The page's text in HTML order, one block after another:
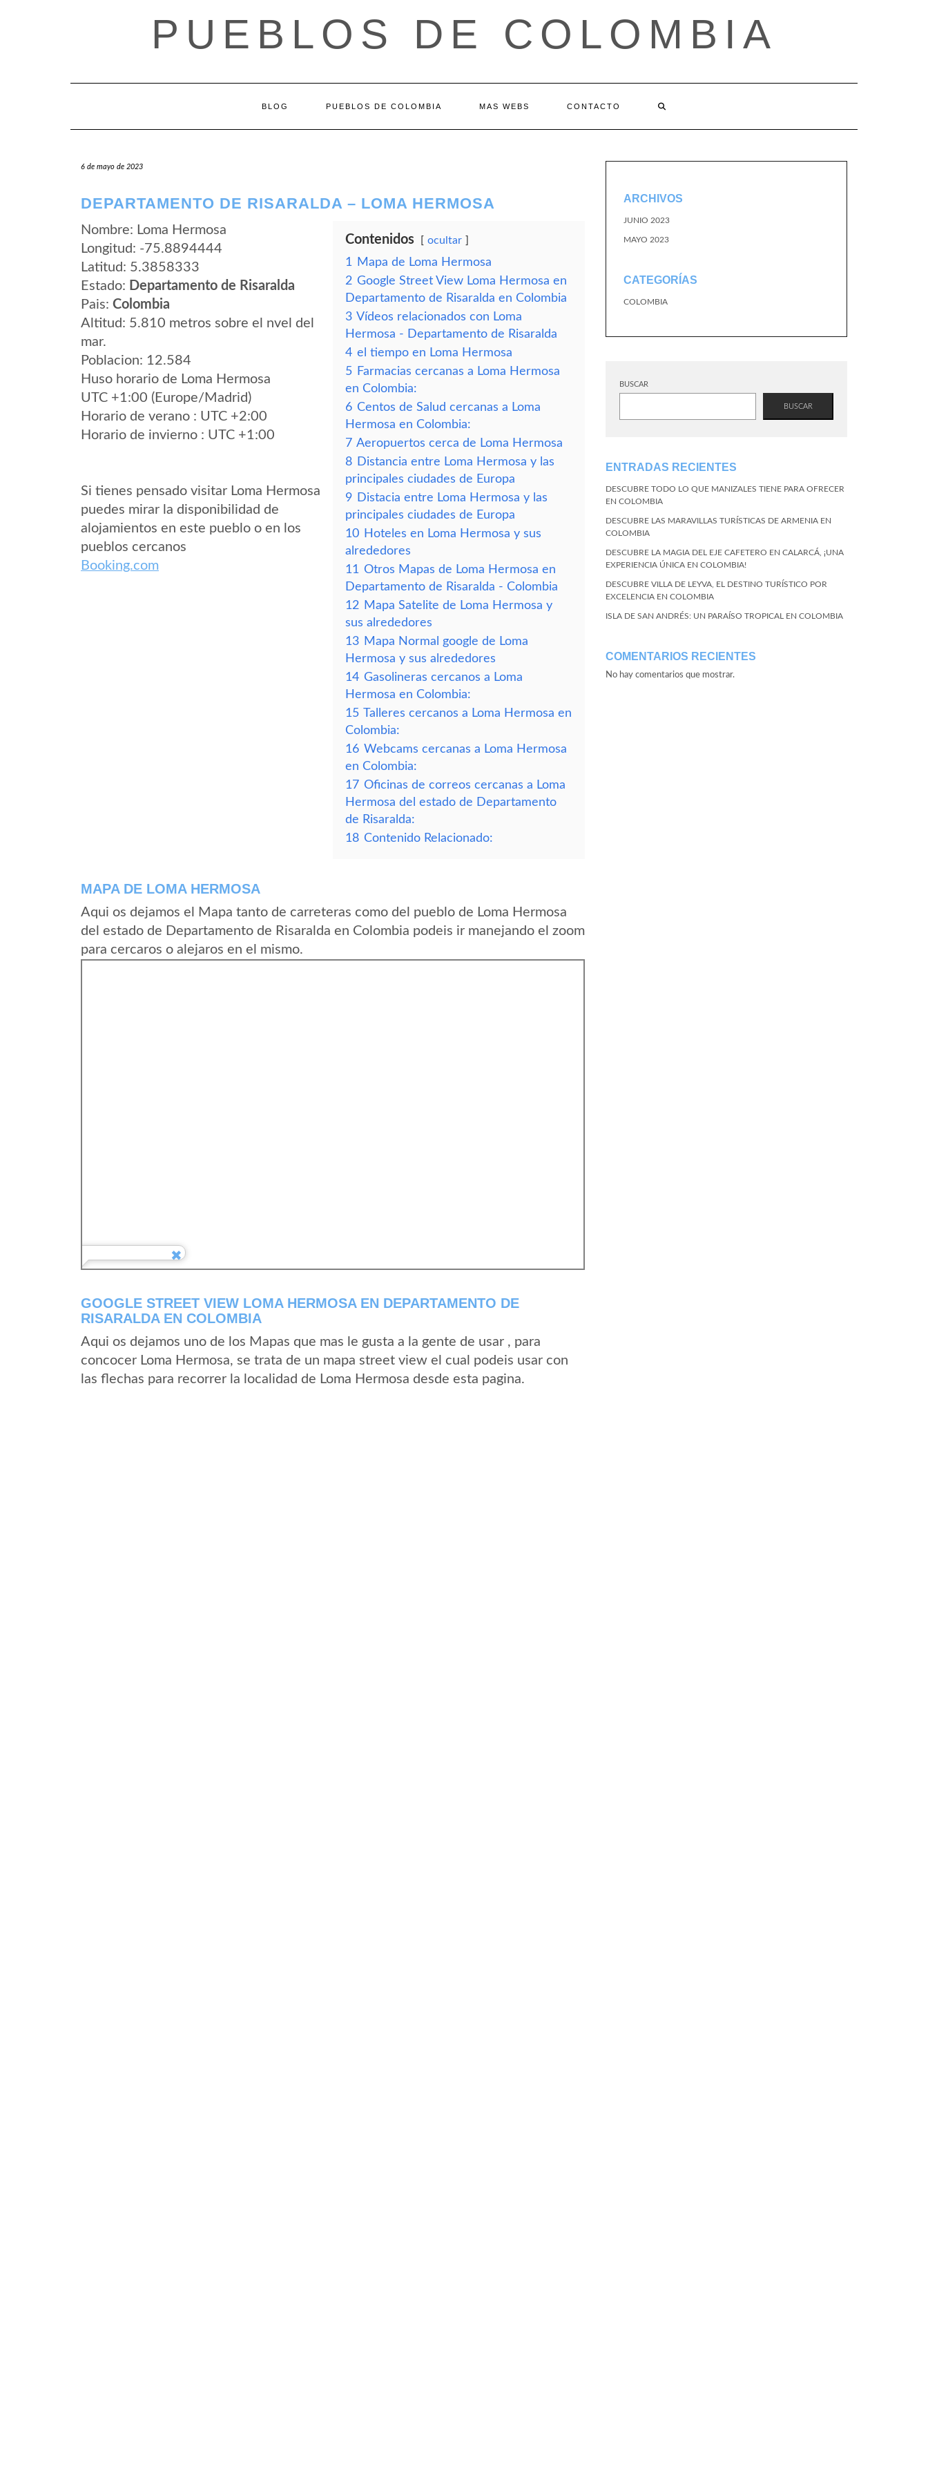
PUEBLOS DE COLOMBIA
BLOG PUEBLOS DE COLOMBIA MAS WEBS CONTACTO
6 de mayo de 2023
DEPARTAMENTO DE RISARALDA – LOMA HERMOSA
Nombre: Loma Hermosa
Longitud: -75.8894444
Latitud: 5.3858333
Estado: Departamento de Risaralda
Pais: Colombia
Altitud: 5.810 metros sobre el nvel del
mar.
Poblacion: 12.584
Huso horario de Loma Hermosa
UTC +1:00 (Europe/Madrid)
Horario de verano : UTC +2:00
Horario de invierno : UTC +1:00
Si tienes pensado visitar Loma Hermosa
puedes mirar la disponibilidad de
alojamientos en este pueblo o en los
pueblos cercanos
Booking.com
Contenidos ocultar
1
Mapa de Loma Hermosa
2 Google Street View Loma Hermosa en
Departamento de Risaralda en Colombia
3 Vídeos relacionados con Loma
Hermosa - Departamento de Risaralda
4 el tiempo en Loma Hermosa
5 Farmacias cercanas a Loma Hermosa
en Colombia:
6 Centos de Salud cercanas a Loma
Hermosa en Colombia:
7 Aeropuertos cerca de Loma Hermosa
8 Distancia entre Loma Hermosa y las
principales ciudades de Europa
9 Distacia entre Loma Hermosa y las
principales ciudades de Europa
10 Hoteles en Loma Hermosa y sus
alrededores
11 Otros Mapas de Loma Hermosa en
Departamento de Risaralda - Colombia
12 Mapa Satelite de Loma Hermosa y
sus alrededores
13 Mapa Normal google de Loma
Hermosa y sus alrededores
14 Gasolineras cercanos a Loma
Hermosa en Colombia:
15 Talleres cercanos a Loma Hermosa en
Colombia:
16 Webcams cercanas a Loma Hermosa
en Colombia:
17 Oficinas de correos cercanas a Loma
Hermosa del estado de Departamento
de Risaralda:
18 Contenido Relacionado:
MAPA DE LOMA HERMOSA
Aqui os dejamos el Mapa tanto de carreteras como del pueblo de Loma Hermosa
del estado de Departamento de Risaralda en Colombia podeis ir manejando el zoom
para cercaros o alejaros en el mismo.
GOOGLE STREET VIEW LOMA HERMOSA EN DEPARTAMENTO DE
RISARALDA EN COLOMBIA
Aqui os dejamos uno de los Mapas que mas le gusta a la gente de usar , para
concocer Loma Hermosa, se trata de un mapa street view el cual podeis usar con
las flechas para recorrer la localidad de Loma Hermosa desde esta pagina.
ARCHIVOS
JUNIO 2023
MAYO 2023
CATEGORÍAS
COLOMBIA
BUSCAR
BUSCAR
ENTRADAS RECIENTES
DESCUBRE TODO LO QUE MANIZALES TIENE PARA OFRECER
EN COLOMBIA
DESCUBRE LAS MARAVILLAS TURÍSTICAS DE ARMENIA EN
COLOMBIA
DESCUBRE LA MAGIA DEL EJE CAFETERO EN CALARCÁ, ¡UNA
EXPERIENCIA ÚNICA EN COLOMBIA!
DESCUBRE VILLA DE LEYVA, EL DESTINO TURÍSTICO POR
EXCELENCIA EN COLOMBIA
ISLA DE SAN ANDRÉS: UN PARAÍSO TROPICAL EN COLOMBIA
COMENTARIOS RECIENTES
No hay comentarios que mostrar.